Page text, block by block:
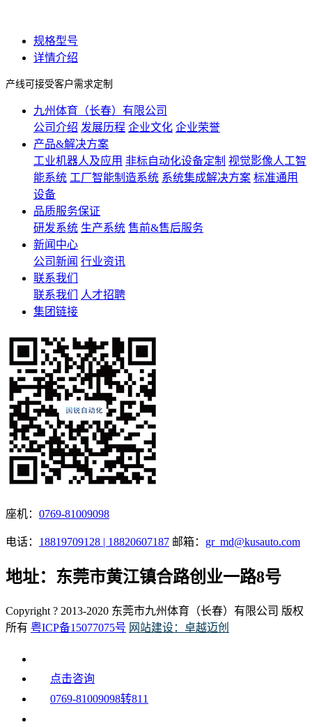
规格型号
详情介绍
产线可接受客户需求定制
九州体育（长春）有限公司
公司介绍 发展历程 企业文化 企业荣誉
产品&解决方案
工业机器人及应用 非标自动化设备定制 视觉影像人工智
能系统 工厂智能制造系统 系统集成解决方案 标准通用
设备
品质服务保证
研发系统 生产系统 售前&售后服务
新闻中心
公司新闻 行业资讯
联系我们
联系我们
人才招聘
集团链接
座机： 0769-81009098
电话： 18819709128 | 18820607187 邮箱： gr_md@kusauto.com
地址：东莞市黄江镇合路创业一路8号
Copyright ? 2013-2020 东莞市九州体育（长春）有限公司 版权
所有 粤ICP备15077075号 网站建设：卓越迈创
点击咨询
0769-81009098转811